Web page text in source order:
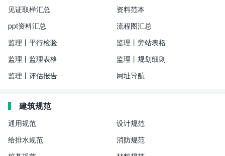
见证取样汇总
资料范本
ppt资料汇总
流程图汇总
监理丨平行检验
监理丨旁站表格
监理丨监理表格
监理丨规划细则
监理丨评估报告
网址导航
建筑规范
通用规范
设计规范
给排水规范
消防规范